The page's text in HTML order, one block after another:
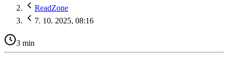
ReadZone
7. 10. 2025, 08:16
3 min